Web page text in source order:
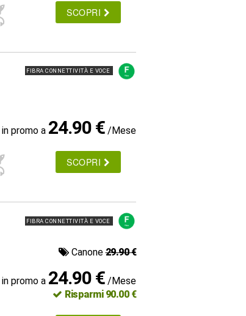
SCOPRI
FIBRA CONNETTIVITÀ E VOCE
in promo a 24.90 € /Mese
SCOPRI
FIBRA CONNETTIVITÀ E VOCE
Canone29.90 €
in promo a 24.90 € /Mese
Risparmi 90.00 €